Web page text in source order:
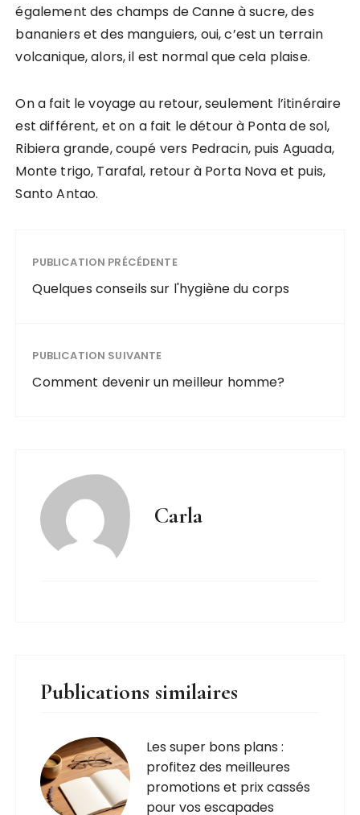
également des champs de Canne à sucre, des
bananiers et des manguiers, oui, c’est un terrain
volcanique, alors, il est normal que cela plaise.
On a fait le voyage au retour, seulement l’itinéraire
est différent, et on a fait le détour à Ponta de sol,
Ribiera grande, coupé vers Pedracin, puis Aguada,
Monte trigo, Tarafal, retour à Porta Nova et puis,
Santo Antao.
PUBLICATION PRÉCÉDENTE
Quelques conseils sur l'hygiène du corps
PUBLICATION SUIVANTE
Comment devenir un meilleur homme?
Carla
Publications similaires
Les super bons plans :
profitez des meilleures
promotions et prix cassés
pour vos escapades